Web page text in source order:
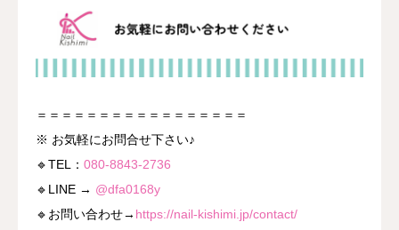
＝＝＝＝＝＝＝＝＝＝＝＝＝＝＝＝＝
※ お気軽にお問合せ下さい♪
🔹TEL： 080-8843-2736
🔹LINE → @dfa0168y
🔹お問い合わせ→ https://nail-kishimi.jp/contact/